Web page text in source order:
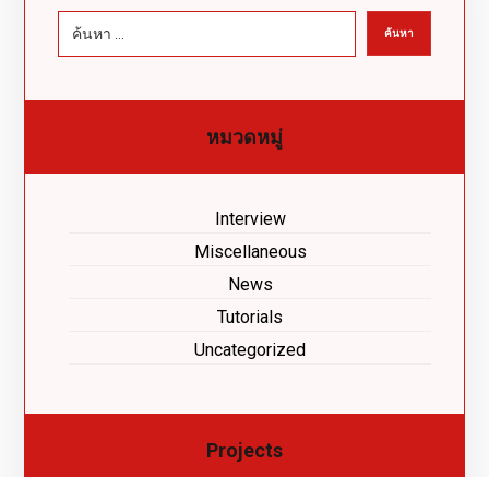
หมวดหมู่
Interview
Miscellaneous
News
Tutorials
Uncategorized
Projects